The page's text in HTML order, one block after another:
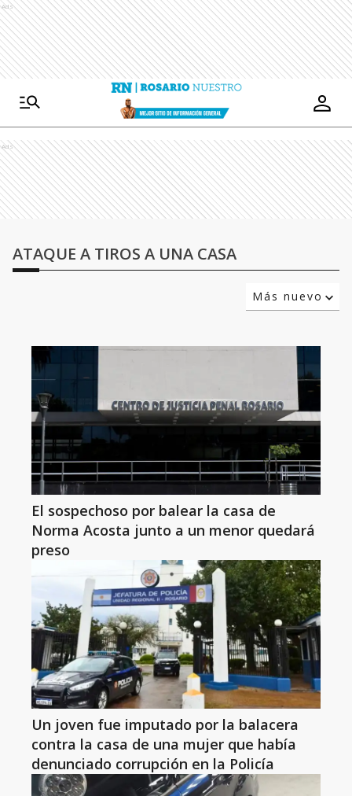
Ads
Ads
ATAQUE A TIROS A UNA CASA
Más nuevo
El sospechoso por balear la casa de
Norma Acosta junto a un menor quedará
preso
Un joven fue imputado por la balacera
contra la casa de una mujer que había
denunciado corrupción en la Policía